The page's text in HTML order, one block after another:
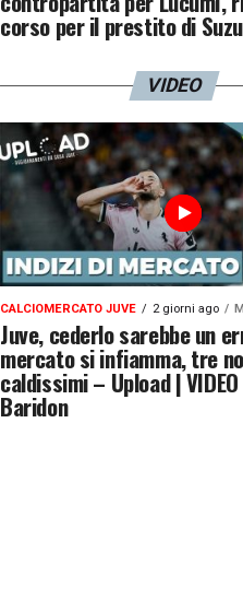
corso per il prestito di
VIDEO
CALCIOMERCATO JUVE 2 giorni ago
Juve, cederlo sarebbe un
mercato si infiamma, tre
caldissimi – Upload |
Baridon